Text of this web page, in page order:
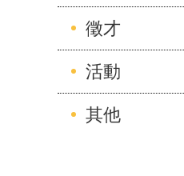
徵才
活動
其他